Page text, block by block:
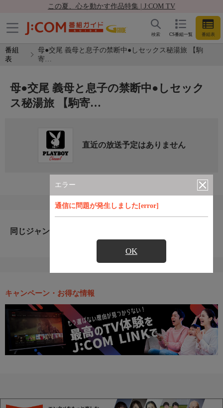
この夏、心を動かす作品特集 | J:COM TV
CS番組一覧 番組表
検索
番組
表
母●交尾 義母と息子の禁断中●しセックス秘湯旅 【駒
寄…
エラー
通信に問題が発生しました[error]
OK
母●交尾 義母と息子の禁断中●しセック
ス秘湯旅 【駒寄…
直近の放送予定はありません
同じジャンルのおすすめ番組
キャンペーン・お得な情報